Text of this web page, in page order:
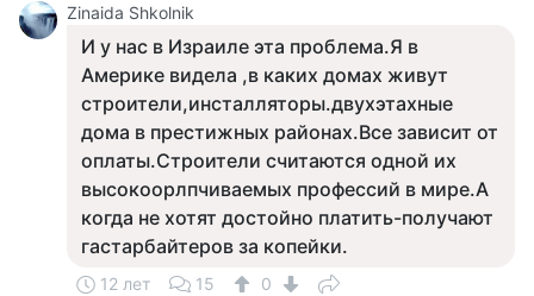
Zinaida Shkolnik
И у нас в Израиле эта проблема.Я в
Америке видела ,в каких домах живут
строители,инсталляторы.двухэтахные
дома в престижных районах.Все зависит от
оплаты.Строители считаются одной их
высокоорлпчиваемых профессий в мире.А
когда не хотят достойно платить-получают
гастарбайтеров за копейки.
12 лет 15
0